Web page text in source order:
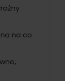
na co